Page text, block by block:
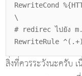
RewriteCond
\
# redirec ไปยัง
RewriteRule
สิ่งที่ควรระวังนะครับ